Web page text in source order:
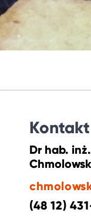
Kontakt
Dr hab.
(48 12)